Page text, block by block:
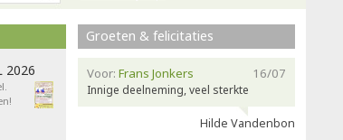
2026
Groeten & felicitaties
16/07
Voor: Frans Jonkers
Innige deelneming, veel sterkte
Hilde Vandenbon